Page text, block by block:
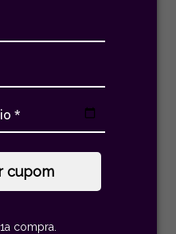
cupom
compra.